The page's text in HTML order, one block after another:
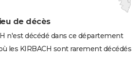
de décès
n'est décédé dans ce département
les KIRBACH sont rarement décédés